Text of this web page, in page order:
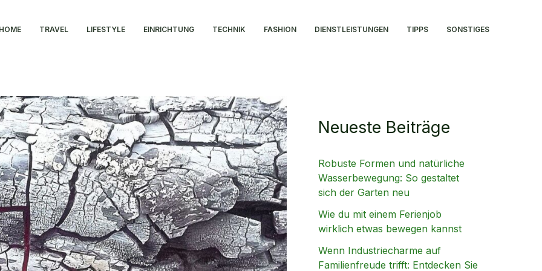
HOME TRAVEL LIFESTYLE EINRICHTUNG TECHNIK FASHION DIENSTLEISTUNGEN TIPPS SONSTIGES
Neueste Beiträge
Robuste Formen und natürliche
Wasserbewegung: So gestaltet
sich der Garten neu
Wie du mit einem Ferienjob
wirklich etwas bewegen kannst
Wenn Industriecharme auf
Familienfreude trifft: Entdecken Sie